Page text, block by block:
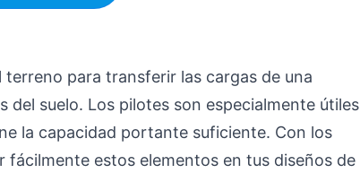
para transferir las cargas de una
suelo. Los pilotes son especialmente útiles
la capacidad portante suficiente. Con los
fácilmente estos elementos en tus diseños de